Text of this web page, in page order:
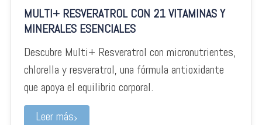
MULTI+ RESVERATROL CON 21 VITAMINAS Y
MINERALES ESENCIALES
Descubre Multi+ Resveratrol con micronutrientes,
chlorella y resveratrol, una fórmula antioxidante
que apoya el equilibrio corporal.
Leer más